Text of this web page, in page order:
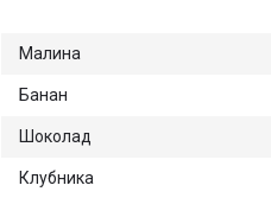
Малина
Банан
Шоколад
Клубника